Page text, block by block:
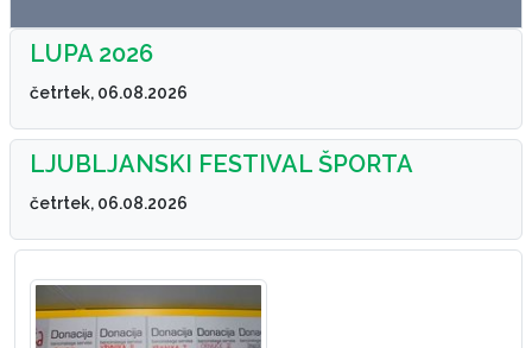
LUPA 2026
četrtek, 06.08.2026
LJUBLJANSKI FESTIVAL ŠPORTA
četrtek, 06.08.2026